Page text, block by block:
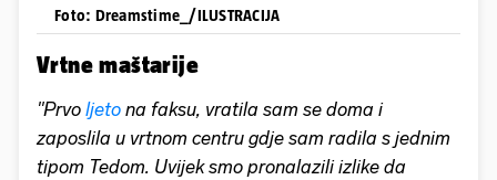
Foto: Dreamstime_/ILUSTRACIJA
Vrtne maštarije
"Prvo ljeto na faksu, vratila sam se doma i
zaposlila u vrtnom centru gdje sam radila s jednim
tipom Tedom. Uvijek smo pronalazili izlike da